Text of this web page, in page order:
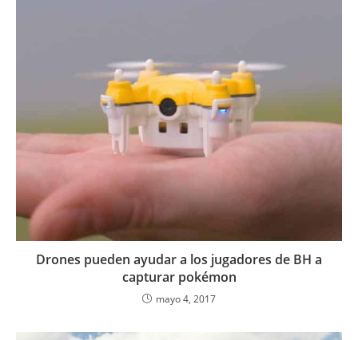
Drones pueden ayudar a los jugadores de BH a
capturar pokémon
mayo 4, 2017